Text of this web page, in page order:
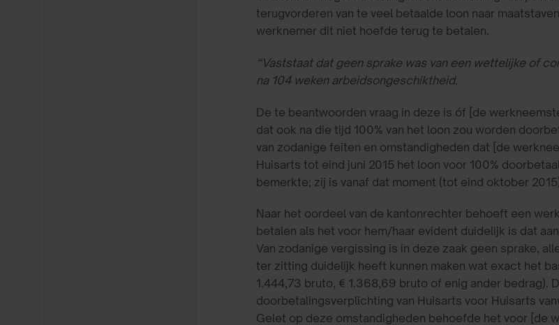
terugvorderen van te veel betaalde loon naar
werknemer dit niet hoefde terug te betalen.
“Vaststaat dat geen sprake was van een wettelijke of
na 104 weken arbeidsongeschiktheid.
De te beantwoorden vraag in deze is óf [de
dat ook na die tijd 100% van het loon zou worden
van zodanige feiten en omstandigheden dat [de
Huisarts tot eind juni 2015 het loon voor 100%
bemerkte; zij is vanaf dat moment (tot eind oktober
Naar het oordeel van de kantonrechter behoeft een
betalen als het voor hem/haar evident duidelijk is dat
Van zodanige vergissing is in deze zaak geen sprake,
ter zitting duidelijk heeft kunnen maken wat exact het
1.444,73 bruto, € 1.368,69 bruto of enig ander bedrag).
doorbetalingsverplichting van Huisarts voor Huisarts
Gelet op deze omstandigheden behoefde het voor [de